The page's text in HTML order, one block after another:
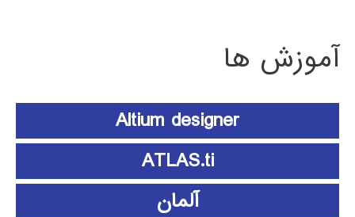
آموزش ها
Altium designer
ATLAS.ti
آلمان